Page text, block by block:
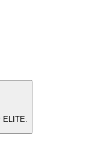
ELITE.